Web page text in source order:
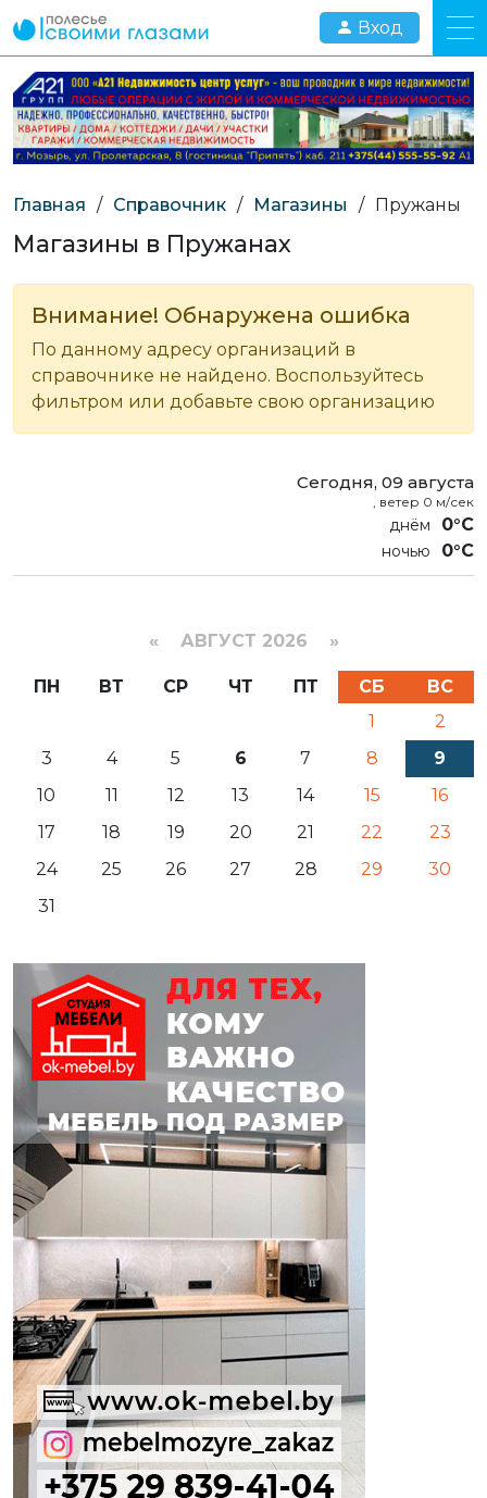
Вход
Главная / Справочник / Магазины / Пружаны
Магазины в Пружанах
Внимание! Обнаружена ошибка
По данному адресу организаций в
справочнике не найдено. Воспользуйтесь
фильтром или добавьте свою организацию
Сегодня, 09 августа
, ветер 0 м/сек
0°C
0°C
« АВГУСТ 2026 »
ПН ВТ СР ЧТ ПТ СБ
ВС
1
2
3
4 5 6 7 8
9
10
11 12 13 14 15
16
17
18 19 20 21 22
23
24
25 26 27 28 29
30
31